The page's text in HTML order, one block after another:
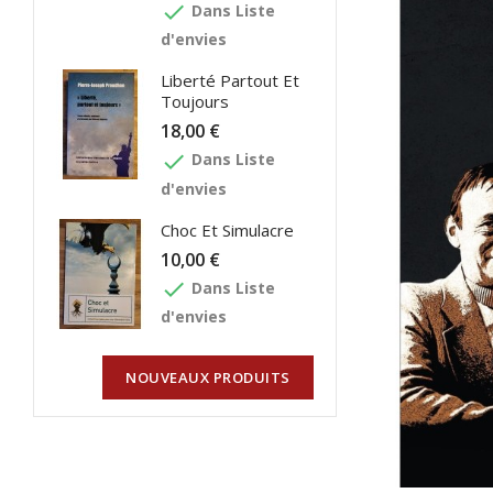
done Dans Liste
d'envies
Liberté Partout Et
Toujours
18,00 €
done Dans Liste
d'envies
Choc Et Simulacre
10,00 €
done Dans Liste
d'envies
NOUVEAUX PRODUITS